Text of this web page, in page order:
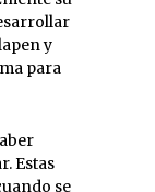
y
para
Estas
se